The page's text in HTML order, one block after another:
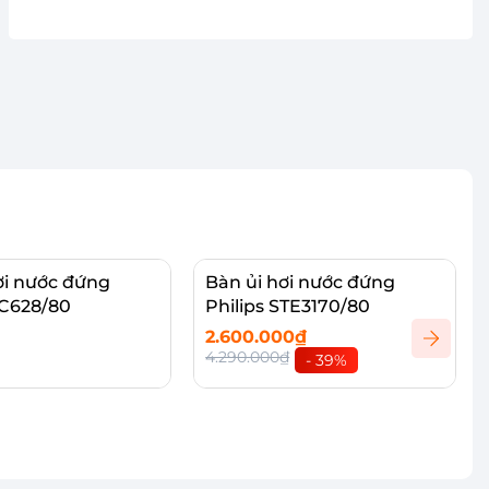
nước đứng
80
Bàn ủi hơi nước đứng
Philips STE3170/80
2.600.000₫
4.290.000₫ - 39%